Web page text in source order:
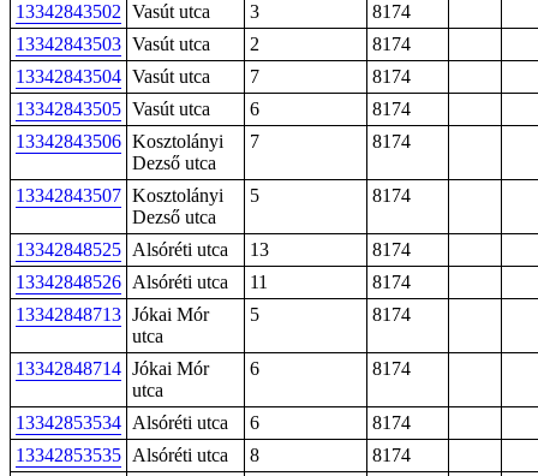
13342843502 Vasút utca 3
8174
13342843503 Vasút utca 2
8174
13342843504 Vasút utca 7
8174
13342843505 Vasút utca 6
8174
13342843506 Kosztolányi
Dezső utca
7 8174
13342843507 Kosztolányi
Dezső utca
5 8174
13342848525 Alsóréti utca 13
8174
13342848526 Alsóréti utca 11
8174
13342848713 Jókai Mór
utca
5 8174
13342848714 Jókai Mór
utca
6 8174
13342853534 Alsóréti utca 6
8174
13342853535 Alsóréti utca 8
8174